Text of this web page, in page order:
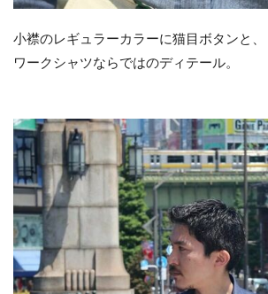
小襟のレギュラーカラーに猫目ボタンと、
ワークシャツならではのディテール。